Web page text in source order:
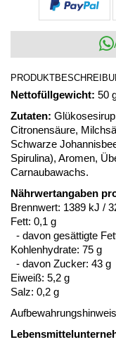
Nettofüllgewicht: 50
Zutaten:
Citronensäure,
Schwarze
Spirulina), Aromen,
Carnaubawachs.
Nährwertangaben
Brennwert: 1389 kJ /
Fett: 0,1 g
- davon gesättigte
Kohlenhydrate: 75 g
- davon Zucker: 43 g
Eiweiß: 5,2 g
Salz: 0,2 g